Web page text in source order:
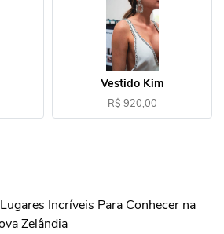
Vestido Kim
R$ 920,00
Incríveis Para Conhecer na
Zelândia